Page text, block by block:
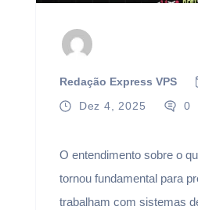
Redação Express VPS
Dez 4, 2025
0
O entendimento sobre o
tornou fundamental para
trabalham com sistemas